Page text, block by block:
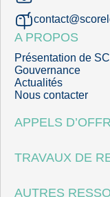
A PROPOS
Présentation de
Gouvernance
Actualités
Nous contacter
APPELS
TRAVAUX DE
AUTRES